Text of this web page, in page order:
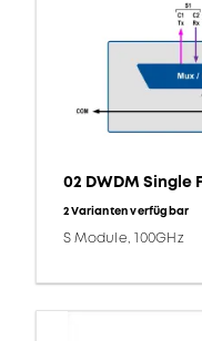
02 DWDM Single
2 Varianten verfügbar
S Module, 100GHz